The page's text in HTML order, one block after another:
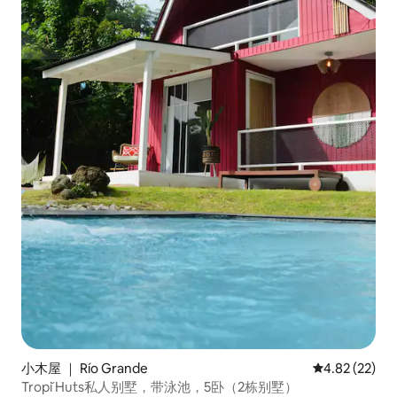
小木屋 ｜ Río Grande 平均评分
4.82 (22)
Tropĭ Huts私人别墅，带泳池，5卧（2栋别墅）